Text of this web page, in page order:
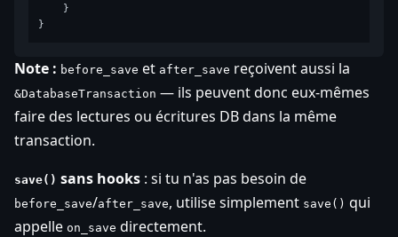
    }
Note : before_save et after_save reçoivent aussi la
&DatabaseTransaction — ils peuvent donc eux-mêmes
faire des lectures ou écritures DB dans la même
transaction.
save() sans hooks : si tu n'as pas besoin de
before_save/after_save, utilise simplement save() qui
appelle on_save directement.